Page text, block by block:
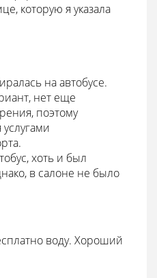
которую я указала
на автобусе.
нет еще
поэтому
хоть и был
в салоне не было
воду. Хороший